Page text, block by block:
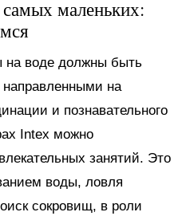
маленьких:
на воде должны быть
на
и познавательного
Intex можно
занятий. Это
воды, ловля
сокровищ, в роли